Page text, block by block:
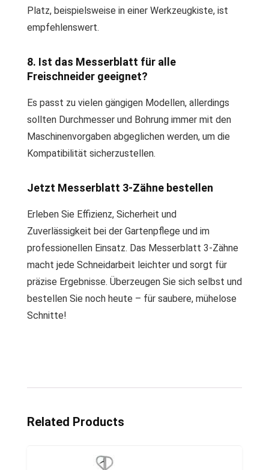
Platz, beispielsweise in einer Werkzeugkiste, ist
empfehlenswert.
8. Ist das Messerblatt für alle
Freischneider geeignet?
Es passt zu vielen gängigen Modellen, allerdings
sollten Durchmesser und Bohrung immer mit den
Maschinenvorgaben abgeglichen werden, um die
Kompatibilität sicherzustellen.
Jetzt Messerblatt 3-Zähne bestellen
Erleben Sie Effizienz, Sicherheit und
Zuverlässigkeit bei der Gartenpflege und im
professionellen Einsatz. Das Messerblatt 3-Zähne
macht jede Schneidarbeit leichter und sorgt für
präzise Ergebnisse. Überzeugen Sie sich selbst und
bestellen Sie noch heute – für saubere, mühelose
Schnitte!
Related Products